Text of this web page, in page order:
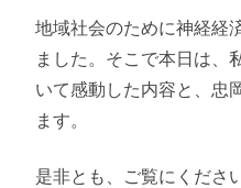
地域社会のために神経経
ました。そこで本日は、
いて感動した内容と、忠
ます。
是非とも、ご覧にください